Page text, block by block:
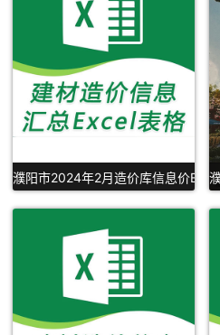
濮阳市2024年2月造价库信息价